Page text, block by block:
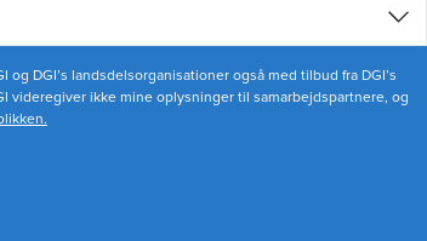
DGI’s landsdelsorganisationer også med tilbud fra DGI’s
videregiver ikke mine oplysninger til samarbejdspartnere, og